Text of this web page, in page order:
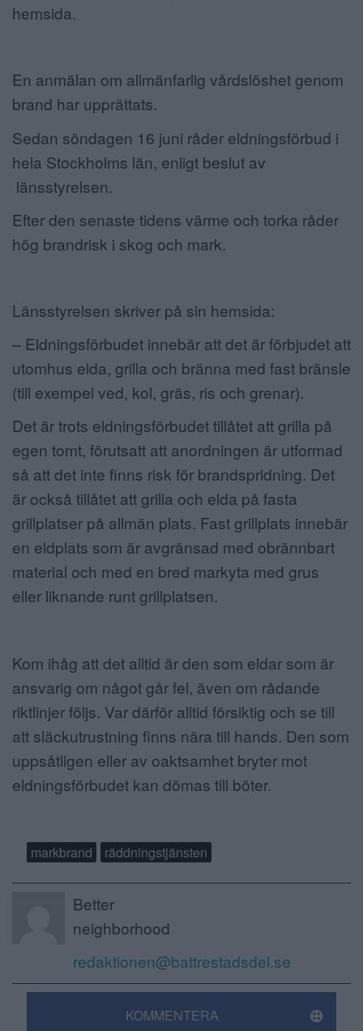
hemsida.
En anmälan om allmänfarlig vårdslöshet genom
brand har upprättats.
Sedan söndagen 16 juni råder eldningsförbud i
hela Stockholms län, enligt beslut av
länsstyrelsen.
Efter den senaste tidens värme och torka råder
hög brandrisk i skog och mark.
Länsstyrelsen skriver på sin hemsida:
– Eldningsförbudet innebär att det är förbjudet att
utomhus elda, grilla och bränna med fast bränsle
(till exempel ved, kol, gräs, ris och grenar).
Det är trots eldningsförbudet tillåtet att grilla på
egen tomt, förutsatt att anordningen är utformad
så att det inte finns risk för brandspridning. Det
är också tillåtet att grilla och elda på fasta
grillplatser på allmän plats. Fast grillplats innebär
en eldplats som är avgränsad med obrännbart
material och med en bred markyta med grus
eller liknande runt grillplatsen.
Kom ihåg att det alltid är den som eldar som är
ansvarig om något går fel, även om rådande
riktlinjer följs. Var därför alltid försiktig och se till
att släckutrustning finns nära till hands. Den som
uppsåtligen eller av oaktsamhet bryter mot
eldningsförbudet kan dömas till böter.
markbrand räddningstjänsten
Better
neighborhood
redaktionen@battrestadsdel.se
KOMMENTERA